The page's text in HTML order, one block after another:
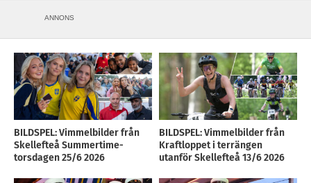
ANNONS
BILDSPEL: Vimmelbilder från
Skellefteå Summertime-
torsdagen 25/6 2026
BILDSPEL: Vimmelbilder från
Kraftloppet i terrängen
utanför Skellefteå 13/6 2026